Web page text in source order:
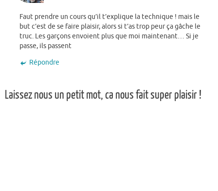
Faut prendre un cours qu’il t’explique la technique ! mais le
but c’est de se faire plaisir, alors si t’as trop peur ça gâche le
truc. Les garçons envoient plus que moi maintenant… Si je
passe, ils passent
Répondre
Laissez nous un petit mot, ca nous fait super plaisir !